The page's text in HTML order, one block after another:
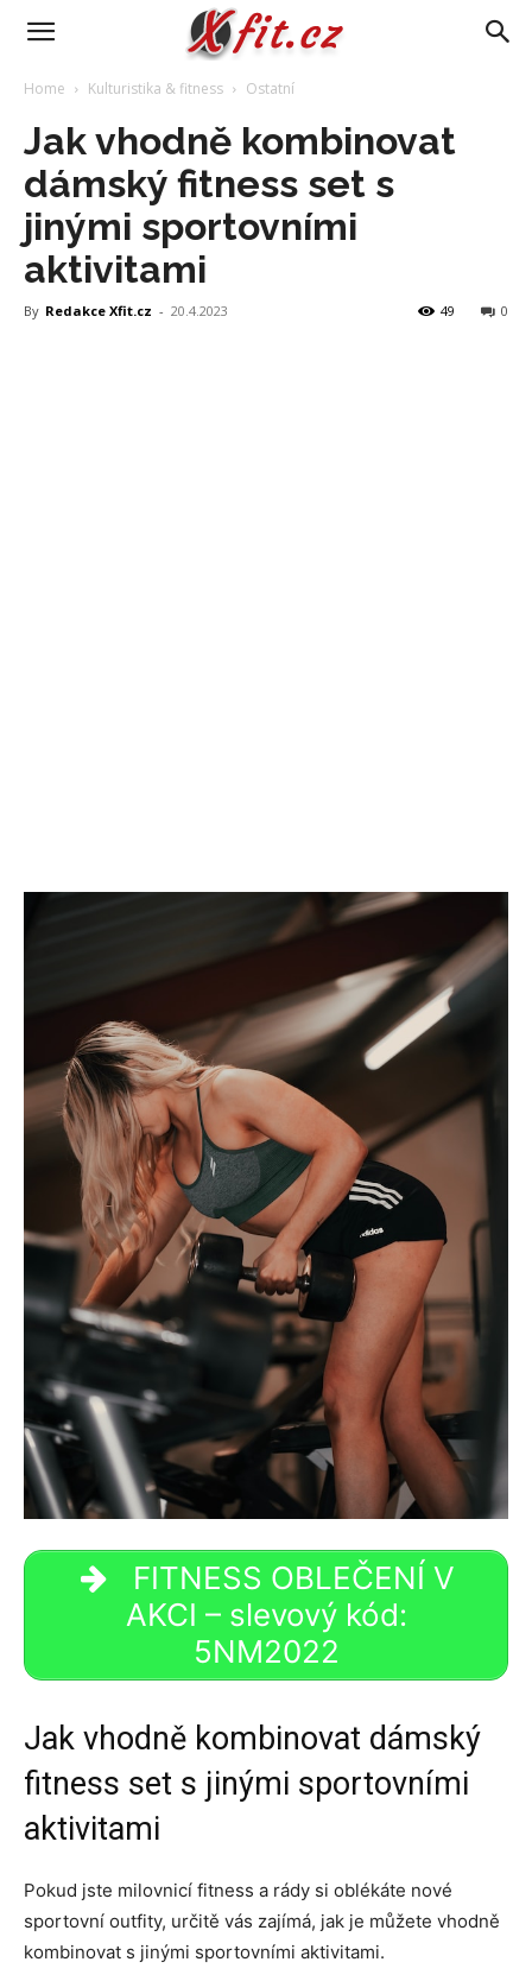
Home Kulturistika & fitness Ostatní
Jak vhodně kombinovat
dámský fitness set s
jinými sportovními
aktivitami
By Redakce Xfit.cz - 20.4.2023 0
49
FITNESS OBLEČENÍ V
AKCI – slevový kód:
5NM2022
Jak vhodně kombinovat dámský
fitness set s jinými sportovními
aktivitami
Pokud jste milovnicí fitness a rády si oblékáte nové
sportovní outfity, určitě vás zajímá, jak je můžete vhodně
kombinovat s jinými sportovními aktivitami.